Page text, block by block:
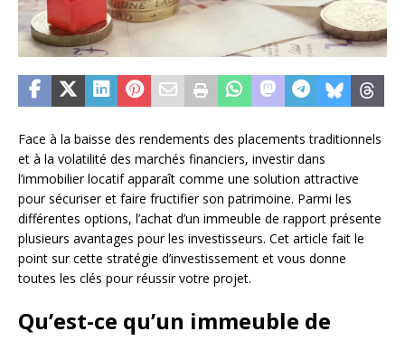
Face à la baisse des rendements des placements traditionnels
et à la volatilité des marchés financiers, investir dans
l’immobilier locatif apparaît comme une solution attractive
pour sécuriser et faire fructifier son patrimoine. Parmi les
différentes options, l’achat d’un immeuble de rapport présente
plusieurs avantages pour les investisseurs. Cet article fait le
point sur cette stratégie d’investissement et vous donne
toutes les clés pour réussir votre projet.
Qu’est-ce qu’un immeuble de